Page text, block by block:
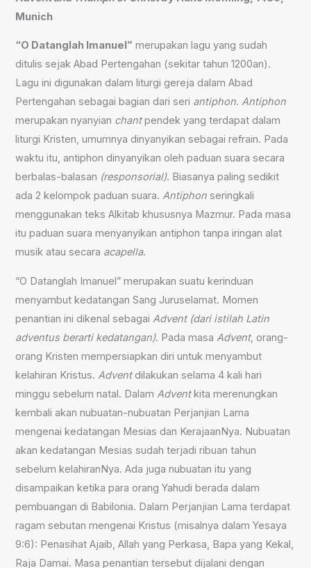
Munich
“O Datanglah Imanuel” merupakan lagu yang sudah
ditulis sejak Abad Pertengahan (sekitar tahun 1200an).
Lagu ini digunakan dalam liturgi gereja dalam Abad
Pertengahan sebagai bagian dari seri antiphon.Antiphon
merupakan nyanyian chantpendek yang terdapat dalam
liturgi Kristen, umumnya dinyanyikan sebagai refrain. Pada
waktu itu, antiphon dinyanyikan oleh paduan suara secara
berbalas-balasan (responsorial). Biasanya paling sedikit
ada 2 kelompok paduan suara.Antiphon seringkali
menggunakan teks Alkitab khususnya Mazmur. Pada masa
itu paduan suara menyanyikan antiphon tanpa iringan alat
musik atau secara acapella.
“O Datanglah Imanuel” merupakan suatu kerinduan
menyambut kedatangan Sang Juruselamat. Momen
penantian ini dikenal sebagaiAdvent (dari istilah Latin
adventus berarti kedatangan). Pada masaAdvent, orang-
orang Kristen mempersiapkan diri untuk menyambut
kelahiran Kristus.Adventdilakukan selama 4 kali hari
minggu sebelum natal. DalamAdventkita merenungkan
kembali akan nubuatan-nubuatan Perjanjian Lama
mengenai kedatangan Mesias dan KerajaanNya. Nubuatan
akan kedatangan Mesias sudah terjadi ribuan tahun
sebelum kelahiranNya. Ada juga nubuatan itu yang
disampaikan ketika para orang Yahudi berada dalam
pembuangan di Babilonia. Dalam Perjanjian Lama terdapat
ragam sebutan mengenai Kristus (misalnya dalam Yesaya
9:6): Penasihat Ajaib, Allah yang Perkasa, Bapa yang Kekal,
Raja Damai. Masa penantian tersebut dijalani dengan